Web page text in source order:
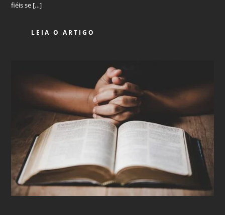
fiéis se […]
LEIA O ARTIGO